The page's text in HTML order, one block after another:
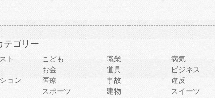
テゴリー
ト こども 職業 病気
お金
道具 ビジネス
ョン
医療 事故 違反
スポーツ
建物 スイーツ